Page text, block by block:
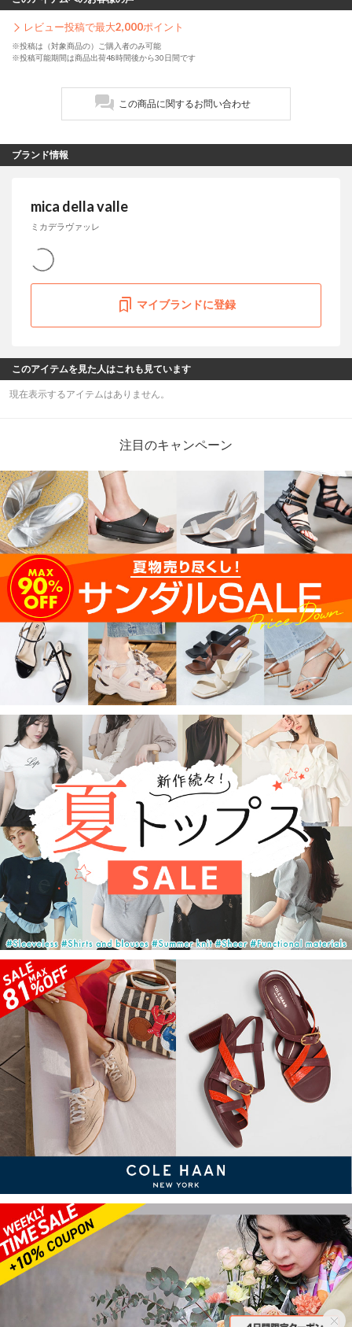
レビュー投稿で最大2,000ポイント
※投稿は（対象商品の）ご購入者のみ可能
※投稿可能期間は商品出荷48時間後から30日間です
この商品に関するお問い合わせ
ブランド情報
mica della valle
ミカデラヴァッレ
マイブランドに登録
このアイテムを見た人はこれも見ています
現在表示するアイテムはありません。
注目のキャンペーン